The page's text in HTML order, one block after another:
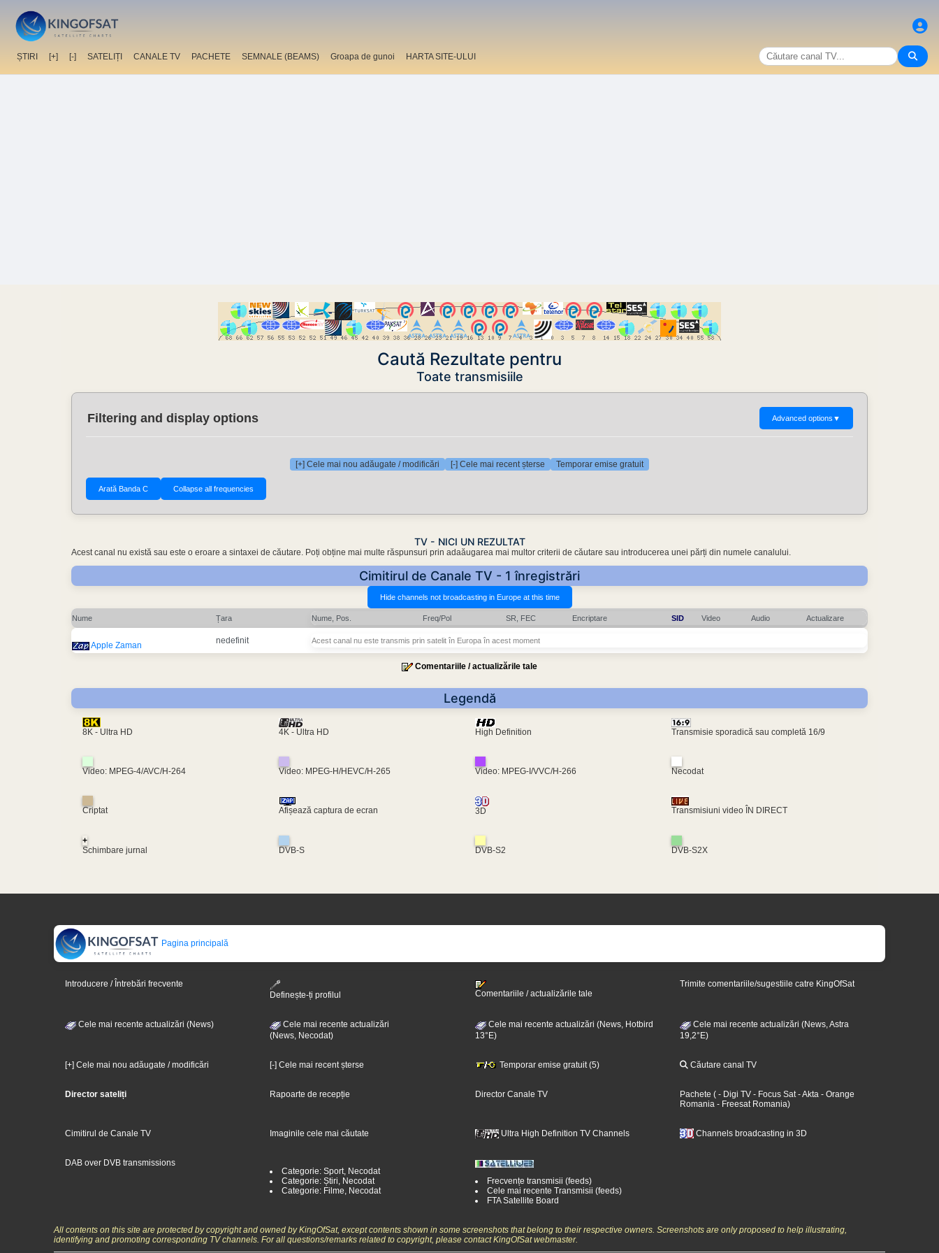
ȘTIRI [+] [-] SATELIȚI CANALE TV PACHETE SEMNALE (BEAMS) Groapa de gunoi HARTA SITE-ULUI
Caută Rezultate pentru
Toate transmisiile
Filtering and display options Advanced options ▼
[+] Cele mai nou adăugate / modificări [-] Cele mai recent șterse Temporar emise gratuit
TV - NICI UN REZULTAT
Acest canal nu există sau este o eroare a sintaxei de căutare. Poți obține mai multe răspunsuri prin adaăugarea mai multor criterii de căutare sau introducerea unei părți din numele canalului.
Cimitirul de Canale TV - 1 înregistrări
Nume Țara Nume, Pos. Freq/Pol SR, FEC Encriptare SID Video Audio Actualizare
Apple Zaman nedefinit Acest canal nu este transmis prin satelit în Europa în acest moment
Comentariile / actualizările tale
Legendă
8K - Ultra HD 4K - Ultra HD High Definition Transmisie sporadică sau completă 16/9
Video: MPEG-4/AVC/H-264 Video: MPEG-H/HEVC/H-265 Video: MPEG-I/VVC/H-266 Necodat
Criptat Afișează captura de ecran 3D Transmisiuni video ÎN DIRECT
+
Schimbare jurnal
DVB-S DVB-S2 DVB-S2X
Pagina principală
Introducere / Întrebări frecvente
Definește-ți profilul
Comentariile / actualizările tale
Trimite comentariile/sugestiile catre KingOfSat
Cele mai recente actualizări (News)
Cele mai recente actualizări
(News, Necodat)
Cele mai recente actualizări (News, Hotbird
13°E)
Cele mai recente actualizări (News, Astra
19,2°E)
[+] Cele mai nou adăugate / modificări [-] Cele mai recent șterse Temporar emise gratuit (5) Căutare canal TV
Director sateliți Rapoarte de recepție Director Canale TV Pachete (- Digi TV - Focus Sat - Akta - Orange
Romania - Freesat Romania)
Cimitirul de Canale TV Imaginile cele mai căutate Ultra High Definition TV Channels Channels broadcasting in 3D
DAB over DVB transmissions
Categorie: Sport, Necodat
Categorie: Știri, Necodat
Categorie: Filme, Necodat
Frecvențe transmisii (feeds)
Cele mai recente Transmisii (feeds)
FTA Satellite Board
All contents on this site are protected by copyright and owned by KingOfSat, except contents shown in some screenshots that belong to their respective owners. Screenshots are only proposed to help illustrating,
identifying and promoting corresponding TV channels. For all questions/remarks related to copyright, please contact KingOfSat webmaster.